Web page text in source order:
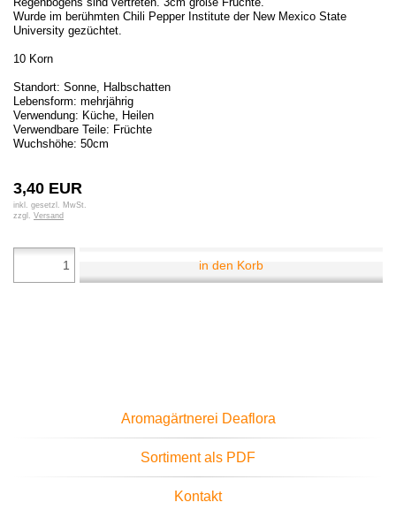
Wurde im berühmten Chili Pepper Institute der New Mexico State
University gezüchtet.
10 Korn
Standort: Sonne, Halbschatten
Lebensform: mehrjährig
Verwendung: Küche, Heilen
Verwendbare Teile: Früchte
Wuchshöhe: 50cm
3,40 EUR
inkl. gesetzl. MwSt.
zzgl. Versand
in den Korb
Aromagärtnerei Deaflora
Sortiment als PDF
Kontakt